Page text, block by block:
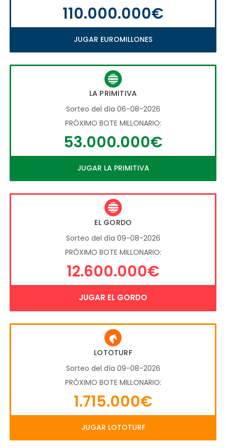
110.000.000€
JUGAR EUROMILLONES
LA PRIMITIVA
Sorteo del día 06-08-2026
PRÓXIMO BOTE MILLONARIO:
53.000.000€
JUGAR LA PRIMITIVA
EL GORDO
Sorteo del día 09-08-2026
PRÓXIMO BOTE MILLONARIO:
12.600.000€
JUGAR EL GORDO
LOTOTURF
Sorteo del día 09-08-2026
PRÓXIMO BOTE MILLONARIO:
1.715.000€
JUGAR LOTOTURF